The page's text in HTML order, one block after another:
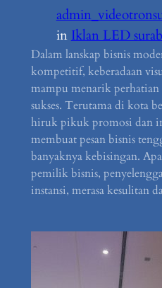
inIklan LED
Dalam lanskap bisnis
kompetitif, keberadaan
mampu menarik
sukses. Terutama di kota
hiruk pikuk promosi dan
membuat pesan bisnis
banyaknya kebisingan.
pemilik bisnis,
instansi, merasa kesulitan